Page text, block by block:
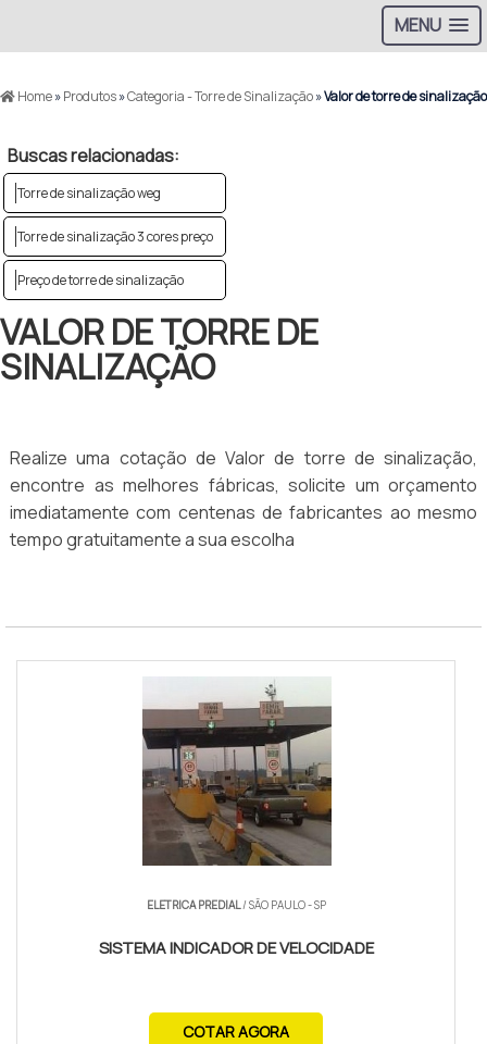
MENU
Home»Produtos»Categoria - Torre de Sinalização»Valor de torre de sinalização
Buscas relacionadas:
Torre de sinalização weg
Torre de sinalização 3 cores preço
Preço de torre de sinalização
VALOR DE TORRE DE
SINALIZAÇÃO
Realize uma cotação de Valor de torre de sinalização,
encontre as melhores fábricas, solicite um orçamento
imediatamente com centenas de fabricantes ao mesmo
tempo gratuitamente a sua escolha
ELETRICA PREDIAL/ SÃO PAULO - SP
SISTEMA INDICADOR DE VELOCIDADE
COTAR AGORA